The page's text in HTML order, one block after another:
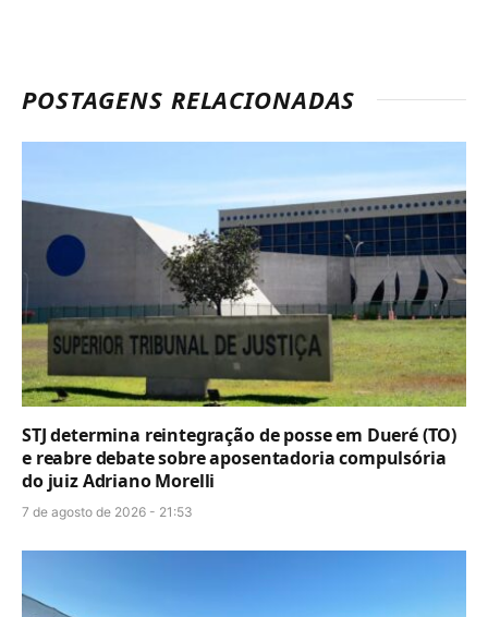
POSTAGENS RELACIONADAS
STJ determina reintegração de posse em Dueré (TO)
e reabre debate sobre aposentadoria compulsória
do juiz Adriano Morelli
7 de agosto de 2026 - 21:53